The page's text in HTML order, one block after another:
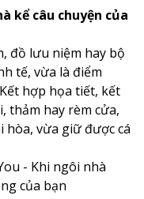
kể câu chuyện của
đồ lưu niệm hay bộ
tế, vừa là điểm
hợp họa tiết, kết
thảm hay rèm cửa,
hòa, vừa giữ được cá